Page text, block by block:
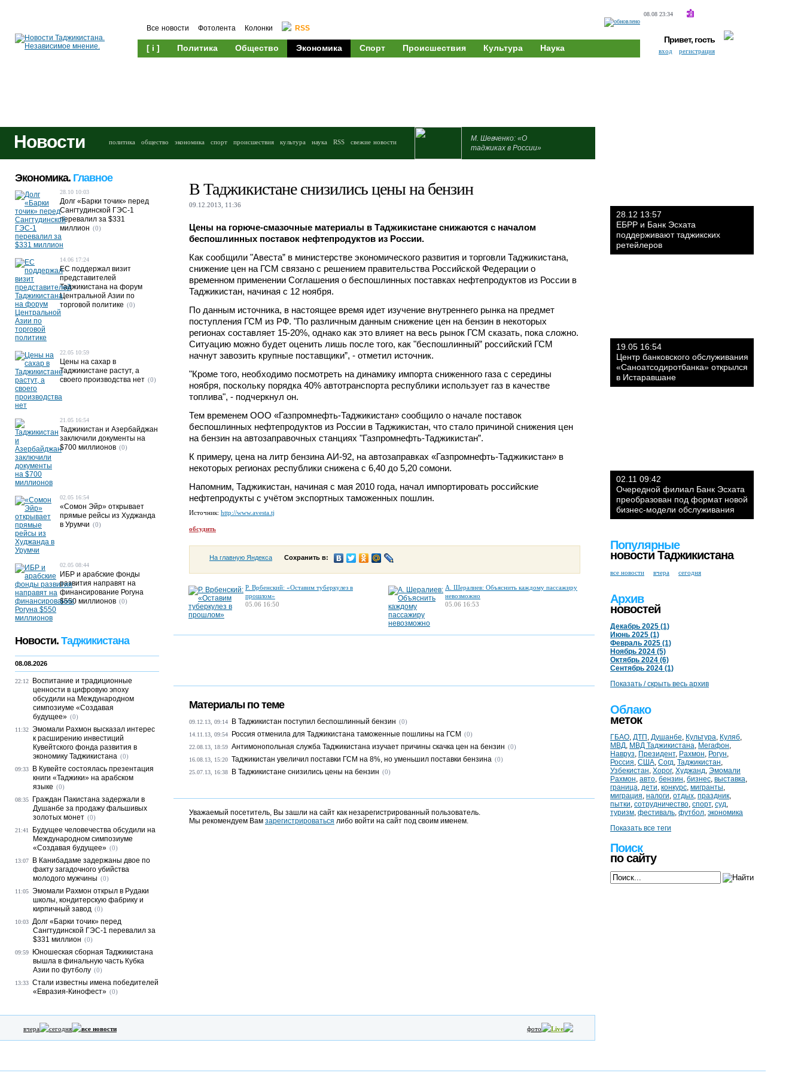
08.08 23:34
Все новости Фотолента Колонки RSS
[ i ] Политика Общество Экономика Спорт Происшествия Культура Наука
Привет, гость
вход регистрация
Новости политика общество экономика спорт происшествия культура наука RSS свежие новости
М. Шевченко: «О
таджиках в России»
В Таджикистане снизились цены на бензин
09.12.2013, 11:36
Цены на горюче-смазочные материалы в Таджикистане снижаются с началом
беспошлинных поставок нефтепродуктов из России.
Как сообщили "Авеста” в министерстве экономического развития и торговли Таджикистана,
снижение цен на ГСМ связано с решением правительства Российской Федерации о
временном применении Соглашения о беспошлинных поставках нефтепродуктов из России в
Таджикистан, начиная с 12 ноября.
По данным источника, в настоящее время идет изучение внутреннего рынка на предмет
поступления ГСМ из РФ. "По различным данным снижение цен на бензин в некоторых
регионах составляет 15-20%, однако как это влияет на весь рынок ГСМ сказать, пока сложно.
Ситуацию можно будет оценить лишь после того, как "беспошлинный” российский ГСМ
начнут завозить крупные поставщики”, - отметил источник.
"Кроме того, необходимо посмотреть на динамику импорта сниженного газа с середины
ноября, поскольку порядка 40% автотранспорта республики использует газ в качестве
топлива", - подчеркнул он.
Тем временем ООО «Газпромнефть-Таджикистан» сообщило о начале поставок
беспошлинных нефтепродуктов из России в Таджикистан, что стало причиной снижения цен
на бензин на автозаправочных станциях "Газпромнефть-Таджикистан”.
К примеру, цена на литр бензина АИ-92, на автозаправках «Газпромнефть-Таджикистан» в
некоторых регионах республики снижена с 6,40 до 5,20 сомони.
Напомним, Таджикистан, начиная с мая 2010 года, начал импортировать российские
нефтепродукты с учётом экспортных таможенных пошлин.
Источник: http://www.avesta.tj
обсудить
На главную Яндекса Сохранить в:
Р. Врбенский: «Оставим туберкулез в
прошлом»
05.06 16:50
А. Шералиев: Объяснить каждому пассажиру
невозможно
05.06 16:53
Материалы по теме
09.12.13, 09:14 В Таджикистан поступил беспошлинный бензин (0)
14.11.13, 09:54 Россия отменила для Таджикистана таможенные пошлины на ГСМ (0)
22.08.13, 18:59 Антимонопольная служба Таджикистана изучает причины скачка цен на бензин (0)
16.08.13, 15:20 Таджикистан увеличил поставки ГСМ на 8%, но уменьшил поставки бензина (0)
25.07.13, 16:38 В Таджикистане снизились цены на бензин (0)
Уважаемый посетитель, Вы зашли на сайт как незарегистрированный пользователь.
Мы рекомендуем Вам зарегистрироваться либо войти на сайт под своим именем.
Экономика. Главное
28.10 10:03
Долг «Барки точик» перед
Сангтудинской ГЭС-1
перевалил за $331
миллион (0)
14.06 17:24
ЕС поддержал визит
представителей
Таджикистана на форум
Центральной Азии по
торговой политике (0)
22.05 10:59
Цены на сахар в
Таджикистане растут, а
своего производства нет (0)
21.05 16:54
Таджикистан и Азербайджан
заключили документы на
$700 миллионов (0)
02.05 16:54
«Сомон Эйр» открывает
прямые рейсы из Худжанда
в Урумчи (0)
02.05 08:44
ИБР и арабские фонды
развития направят на
финансирование Рогуна
$550 миллионов (0)
Новости. Таджикистана
08.08.2026
22:12
Воспитание и традиционные
ценности в цифровую эпоху
обсудили на Международном
симпозиуме «Создавая
будущее» (0)
11:32 Эмомали Рахмон высказал интерес
к расширению инвестиций
Кувейтского фонда развития в
экономику Таджикистана (0)
09:33
В Кувейте состоялась презентация
книги «Таджики» на арабском
языке (0)
08:35
Граждан Пакистана задержали в
Душанбе за продажу фальшивых
золотых монет (0)
21:41
Будущее человечества обсудили на
Международном симпозиуме
«Создавая будущее» (0)
13:07
В Канибадаме задержаны двое по
факту загадочного убийства
молодого мужчины (0)
11:05 Эмомали Рахмон открыл в Рудаки
школы, кондитерскую фабрику и
кирпичный завод (0)
10:03 Долг «Барки точик» перед
Сангтудинской ГЭС-1 перевалил за
$331 миллион (0)
09:59
Юношеская сборная Таджикистана
вышла в финальную часть Кубка
Азии по футболу (0)
13:33 Стали известны имена победителей
«Евразия-Кинофест» (0)
вчера сегодня все новости фото Live
28.12 13:57
ЕБРР и Банк Эсхата
поддерживают таджикских
ретейлеров
19.05 16:54
Центр банковского обслуживания
«Саноатсодиротбанка» открылся
в Истаравшане
02.11 09:42
Очередной филиал Банк Эсхата
преобразован под формат новой
бизнес-модели обслуживания
Популярные
новости Таджикистана
все новости вчера сегодня
Архив
новостей
Декабрь 2025 (1)
Июнь 2025 (1)
Февраль 2025 (1)
Ноябрь 2024 (5)
Октябрь 2024 (6)
Сентябрь 2024 (1)
Показать / скрыть весь архив
Облако
меток
ГБАО, ДТП , Душанбе, Культура, Куляб,
МВД, МВД Таджикистана, Мегафон,
Навруз, Президент, Рахмон, Рогун,
Россия, США, Согд, Таджикистан,
Узбекистан, Хорог, Худжанд, Эмомали
Рахмон, авто, бензин, бизнес, выставка,
граница, дети, конкурс, мигранты,
миграция, налоги, отдых, праздник,
пытки, сотрудничество, спорт, суд,
туризм, фестиваль, футбол, экономика
Показать все теги
Поиск
по сайту